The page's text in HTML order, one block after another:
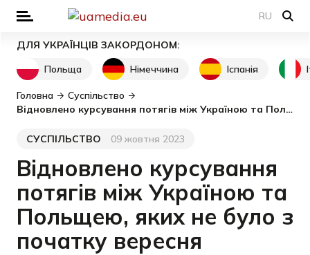
RU
ДЛЯ УКРАЇНЦІВ ЗАКОРДОНОМ:
Польща
Німеччина Іспанія
Головна
Суспільство
Відновлено курсування потягів між Україною та Польщею, яких не було з початку вересня
Категорія
СУСПІЛЬСТВО
Дата публікації09 жовтня 2023
Відновлено курсування
потягів між Україною та
Польщею, яких не було з
початку вересня